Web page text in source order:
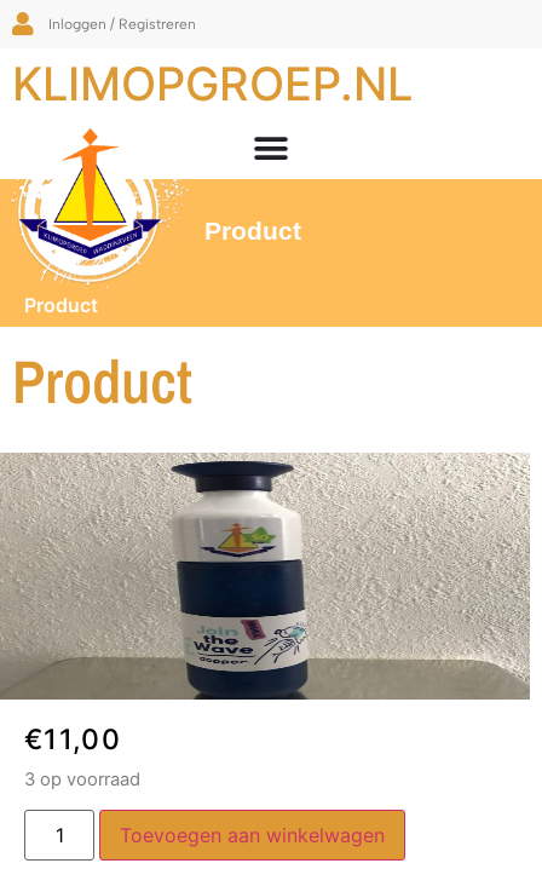
Inloggen / Registreren
KLIMOPGROEP.NL
Product
Product
Product
€11,00
3 op voorraad
Toevoegen aan winkelwagen